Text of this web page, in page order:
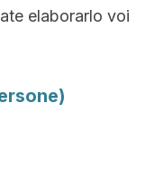
elaborarlo voi